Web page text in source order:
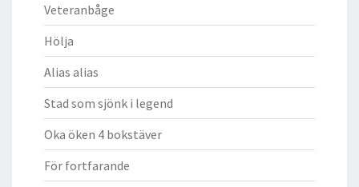
Veteranbåge
Hölja
Alias alias
Stad som sjönk i legend
Oka öken 4 bokstäver
För fortfarande